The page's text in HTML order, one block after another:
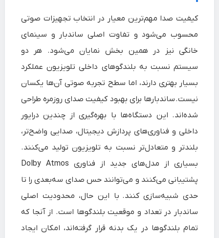
کیفیت صدا مهم‌ترین معیار در انتخاب تجهیزات صوتی
محسوب می‌شود و تفاوت اصلی ساندبار و سینمای
خانگی نیز در همین بخش نمایان می‌شود. هر دو
سیستم نسبت به بلندگوهای داخلی تلویزیون عملکرد
بسیار بهتری دارند، اما سطح تجربه صوتی آن‌ها یکسان
نیست. ساندبارها برای بهبود کیفیت صدای روزمره طراحی
شده‌اند. این دستگاه‌ها با بهره‌گیری از چندین درایور
داخلی و فناوری‌های پردازش دیجیتال، صدایی واضح‌تر،
بلندتر و متعادل‌تر نسبت به تلویزیون تولید می‌کنند.
بسیاری از مدل‌های جدید از فناوری Dolby Atmos
پشتیبانی می‌کنند و می‌توانند حس صدای سه‌بعدی را تا
حدی شبیه‌سازی کنند. با این حال، محدودیت اصلی
ساندبار در تعداد و موقعیت بلندگوها است. از آنجا که
تمام بلندگوها در یک بدنه قرار گرفته‌اند، امکان ایجاد